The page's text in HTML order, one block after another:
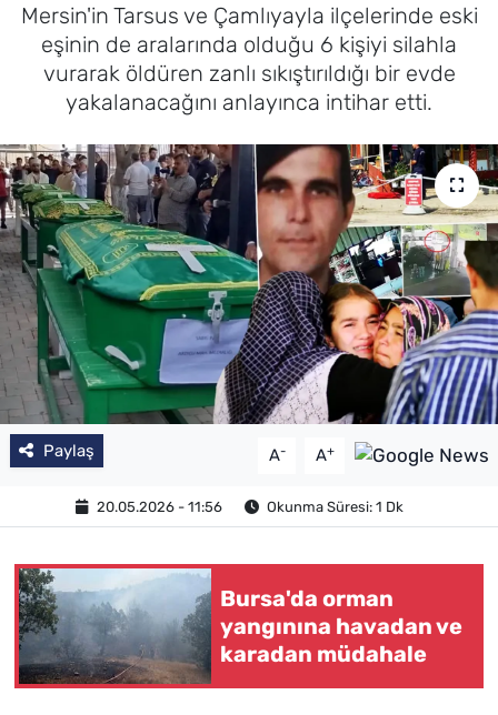
Mersin'in Tarsus ve Çamlıyayla ilçelerinde eski
eşinin de aralarında olduğu 6 kişiyi silahla
vurarak öldüren zanlı sıkıştırıldığı bir evde
yakalanacağını anlayınca intihar etti.
Paylaş A- A+
20.05.2026 - 11:56 Okunma Süresi: 1 Dk
Bursa'da orman
yangınına havadan ve
karadan müdahale